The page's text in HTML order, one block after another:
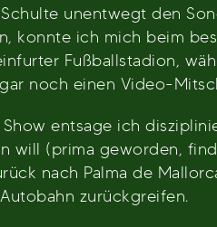
Schulte unentwegt den
konnte ich mich beim
Fußballstadion,
noch einen Video-
entsage ich
will (prima geworden,
nach Palma de
zurückgreifen.